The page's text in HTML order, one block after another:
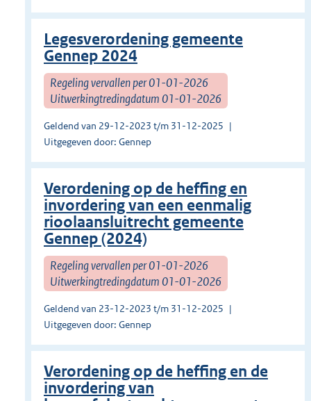
Legesverordening gemeente
Gennep 2024
Regeling vervallen per 01-01-2026
Uitwerkingtredingdatum 01-01-2026
Geldend van 29-12-2023 t/m 31-12-2025
Uitgegeven door: Gennep
Verordening op de heffing en
invordering van een eenmalig
rioolaansluitrecht gemeente
Gennep (2024)
Regeling vervallen per 01-01-2026
Uitwerkingtredingdatum 01-01-2026
Geldend van 23-12-2023 t/m 31-12-2025
Uitgegeven door: Gennep
Verordening op de heffing en de
invordering van